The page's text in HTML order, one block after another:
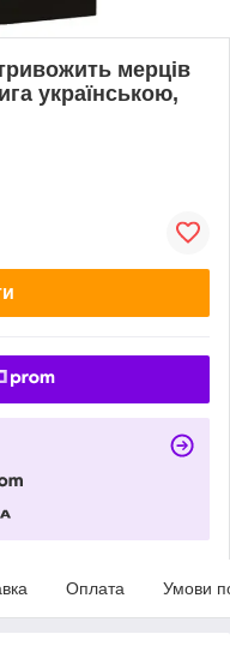
мерців
українською,
Оплата Умови